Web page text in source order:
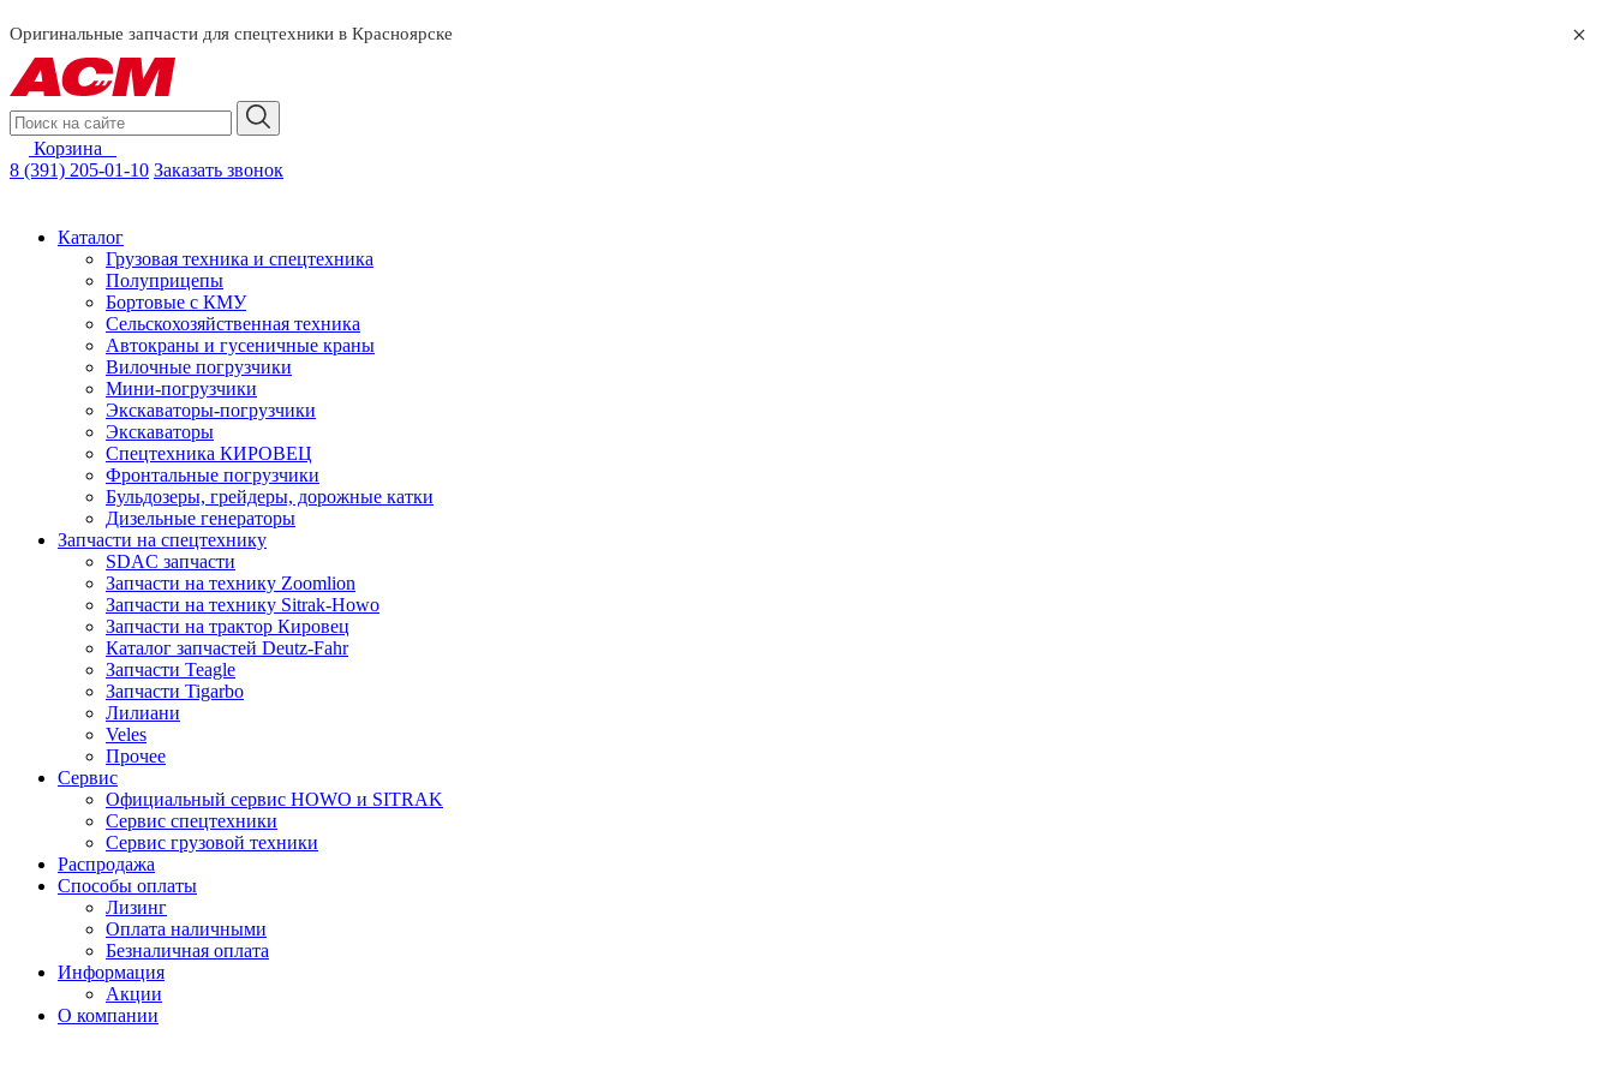
Оригинальные запчасти для спецтехники в Красноярске
Корзина
8 (391) 205-01-10 Заказать звонок
Каталог
Грузовая техника и спецтехника
Полуприцепы
Бортовые с КМУ
Сельскохозяйственная техника
Автокраны и гусеничные краны
Вилочные погрузчики
Мини-погрузчики
Экскаваторы-погрузчики
Экскаваторы
Спецтехника КИРОВЕЦ
Фронтальные погрузчики
Бульдозеры, грейдеры, дорожные катки
Дизельные генераторы
Запчасти на спецтехнику
SDAC запчасти
Запчасти на технику Zoomlion
Запчасти на технику Sitrak-Howo
Запчасти на трактор Кировец
Каталог запчастей Deutz-Fahr
Запчасти Teagle
Запчасти Tigarbo
Лилиани
Veles
Прочее
Сервис
Официальный сервис HOWO и SITRAK
Сервис спецтехники
Сервис грузовой техники
Распродажа
Способы оплаты
Лизинг
Оплата наличными
Безналичная оплата
Информация
Акции
О компании